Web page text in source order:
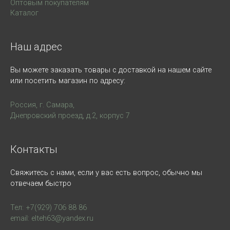
Оптовым покупателям
Каталог
Наш адрес
Вы можете заказать товары с доставкой на нашем сайте
или посетить магазин по адресу:
Россия, г. Самара,
Днепровский проезд, д.2, корпус 7
Контакты
Свяжитесь с нами, если у вас есть вопрос, обычно мы
отвечаем быстро
Тел: +7(929) 706 88 86
email: elteh63@yandex.ru